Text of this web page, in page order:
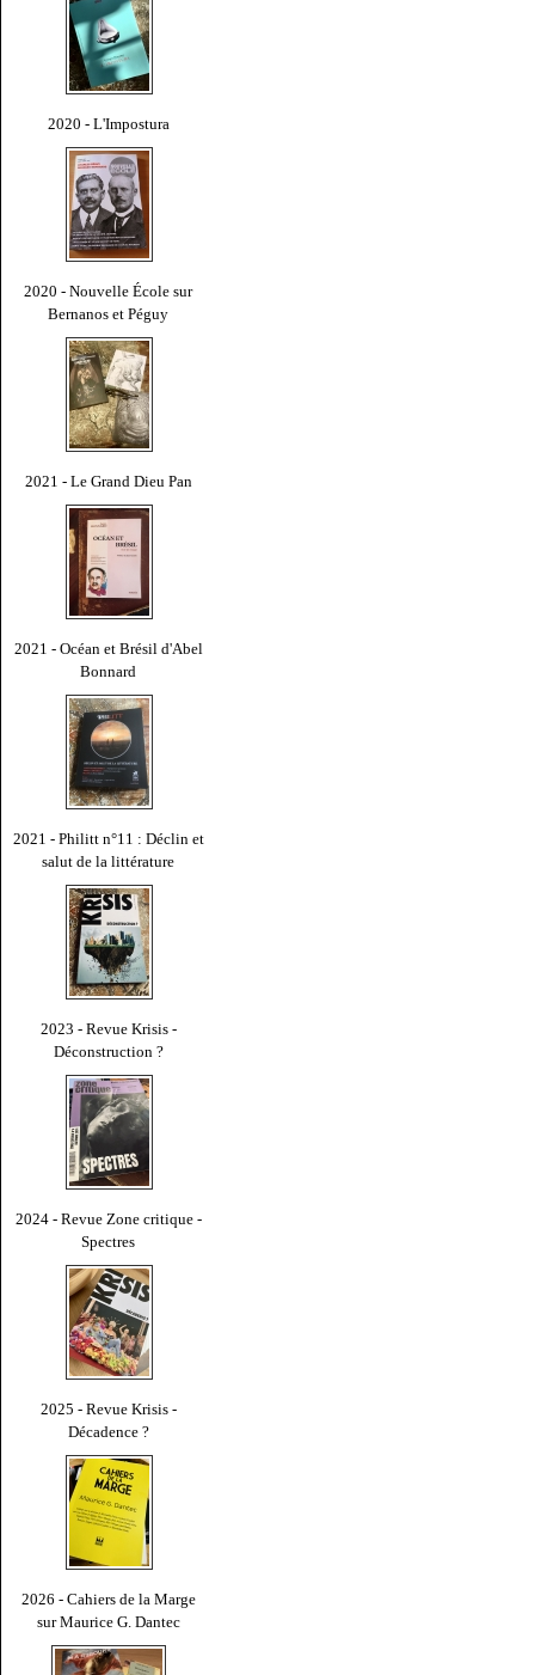
2020 - L'Impostura
2020 - Nouvelle École sur
Bernanos et Péguy
2021 - Le Grand Dieu Pan
2021 - Océan et Brésil d'Abel
Bonnard
2021 - Philitt n°11 : Déclin et
salut de la littérature
2023 - Revue Krisis -
Déconstruction ?
2024 - Revue Zone critique -
Spectres
2025 - Revue Krisis -
Décadence ?
2026 - Cahiers de la Marge
sur Maurice G. Dantec